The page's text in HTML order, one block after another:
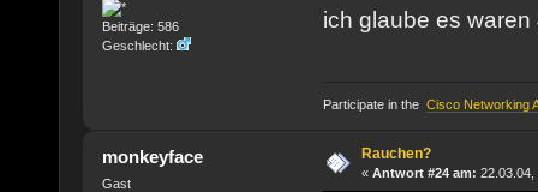
Beiträge: 586
Geschlecht:
ich glaube es
Participate in the Cisco Networking
monkeyface
Gast
Rauchen?
« Antwort #24 am: 22.03.04,